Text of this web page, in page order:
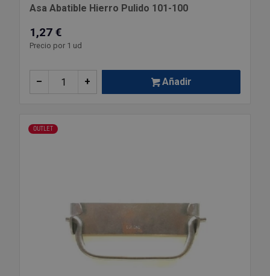
Asa Abatible Hierro Pulido 101-100
1,27 €
Precio por 1 ud
+
– Añadir
OUTLET